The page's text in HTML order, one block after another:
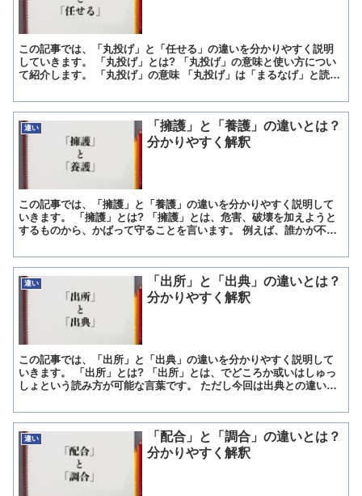
この記事では、「丸投げ」と「任せる」の違いを分かりやすく説明
していきます。 「丸投げ」とは? 「丸投げ」の意味と使い方につい
て紹介します。 「丸投げ」の意味 「丸投げ」は「まるなげ」と読み
違い
「擁護」と「養護」の違いとは？
分かりやすく解釈
この記事では、「擁護」と「養護」の違いを分かりやすく説明して
いきます。 「擁護」とは? 「擁護」とは、危害、破壊を加えようと
するものから、かばって守ることを言います。 例えば、誰かが不適
違い
「出所」と「出典」の違いとは？
分かりやすく解釈
この記事では、「出所」と「出典」の違いを分かりやすく説明して
いきます。 「出所」とは? 「出所」とは、でどころか或いはしゅっ
しょという読み方が可能な言葉です。 ただし今回は出典との違いを
違い
「配合」と「調合」の違いとは？
分かりやすく解釈